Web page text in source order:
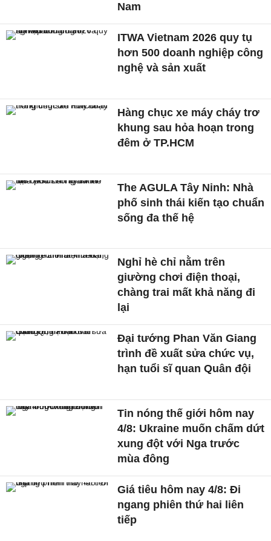
Nam
ITWA Vietnam 2026 quy tụ
hơn 500 doanh nghiệp công
nghệ và sản xuất
Hàng chục xe máy cháy trơ
khung sau hỏa hoạn trong
đêm ở TP.HCM
The AGULA Tây Ninh: Nhà
phố sinh thái kiến tạo chuẩn
sống đa thế hệ
Nghỉ hè chỉ nằm trên
giường chơi điện thoại,
chàng trai mất khả năng đi
lại
Đại tướng Phan Văn Giang
trình đề xuất sửa chức vụ,
hạn tuổi sĩ quan Quân đội
Tin nóng thế giới hôm nay
4/8: Ukraine muốn chấm dứt
xung đột với Nga trước
mùa đông
Giá tiêu hôm nay 4/8: Đi
ngang phiên thứ hai liên
tiếp